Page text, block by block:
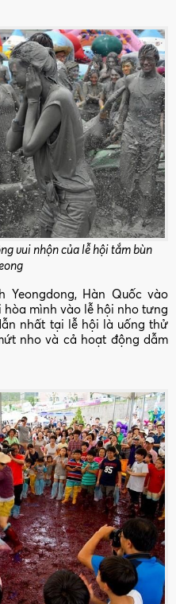
vui nhộn của lễ hội tắm bùn
Yeongdong, Hàn Quốc vào
mình vào lễ hội nho tưng
nhất tại lễ hội là uống thử
nho và cả hoạt động dẫm